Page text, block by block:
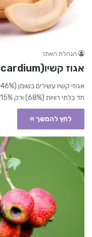
הנהלת האתר
אגוז קשיו(occidentale accardium)
חד בלתי רוויות (68%) ורק 15% חומצות שומן…
לחץ להמשך »